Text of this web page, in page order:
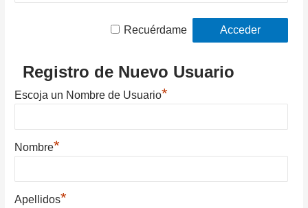
Recuérdame
Registro de Nuevo Usuario
Escoja un Nombre de Usuario*
Nombre*
Apellidos*